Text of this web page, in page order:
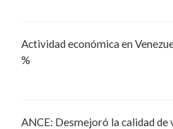
Actividad económica en
%
ANCE: Desmejoró la calidad de